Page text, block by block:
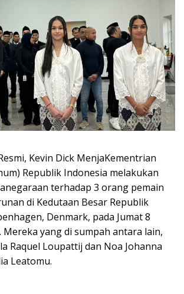
Kevin Dick MenjaKementrian
Republik Indonesia melakukan
terhadap 3 orang pemain
di Kedutaan Besar Republik
Denmark, pada Jumat 8
Mereka yang di sumpah antara lain,
Raquel Loupattij dan Noa Johanna
Leatomu.